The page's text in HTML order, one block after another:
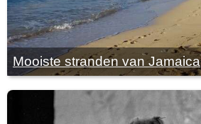
Mooiste stranden van Jamaica